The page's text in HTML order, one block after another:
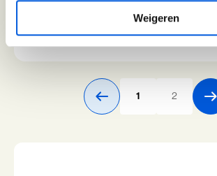
Weigeren
Bekijk training
1 2